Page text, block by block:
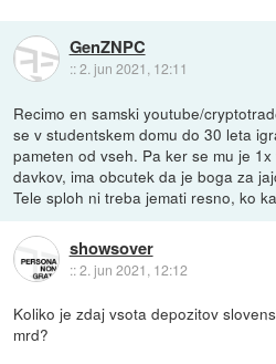
GenZNPC
::2. jun 2021, 12:11
Recimo en samski youtube/
se v studentskem domu do 30 leta
pameten od vseh. Pa ker se mu je
davkov, ima obcutek da je boga za
Tele sploh ni treba jemati resno, ko
showsover
::2. jun 2021, 12:12
Koliko je zdaj vsota depozitov
mrd?